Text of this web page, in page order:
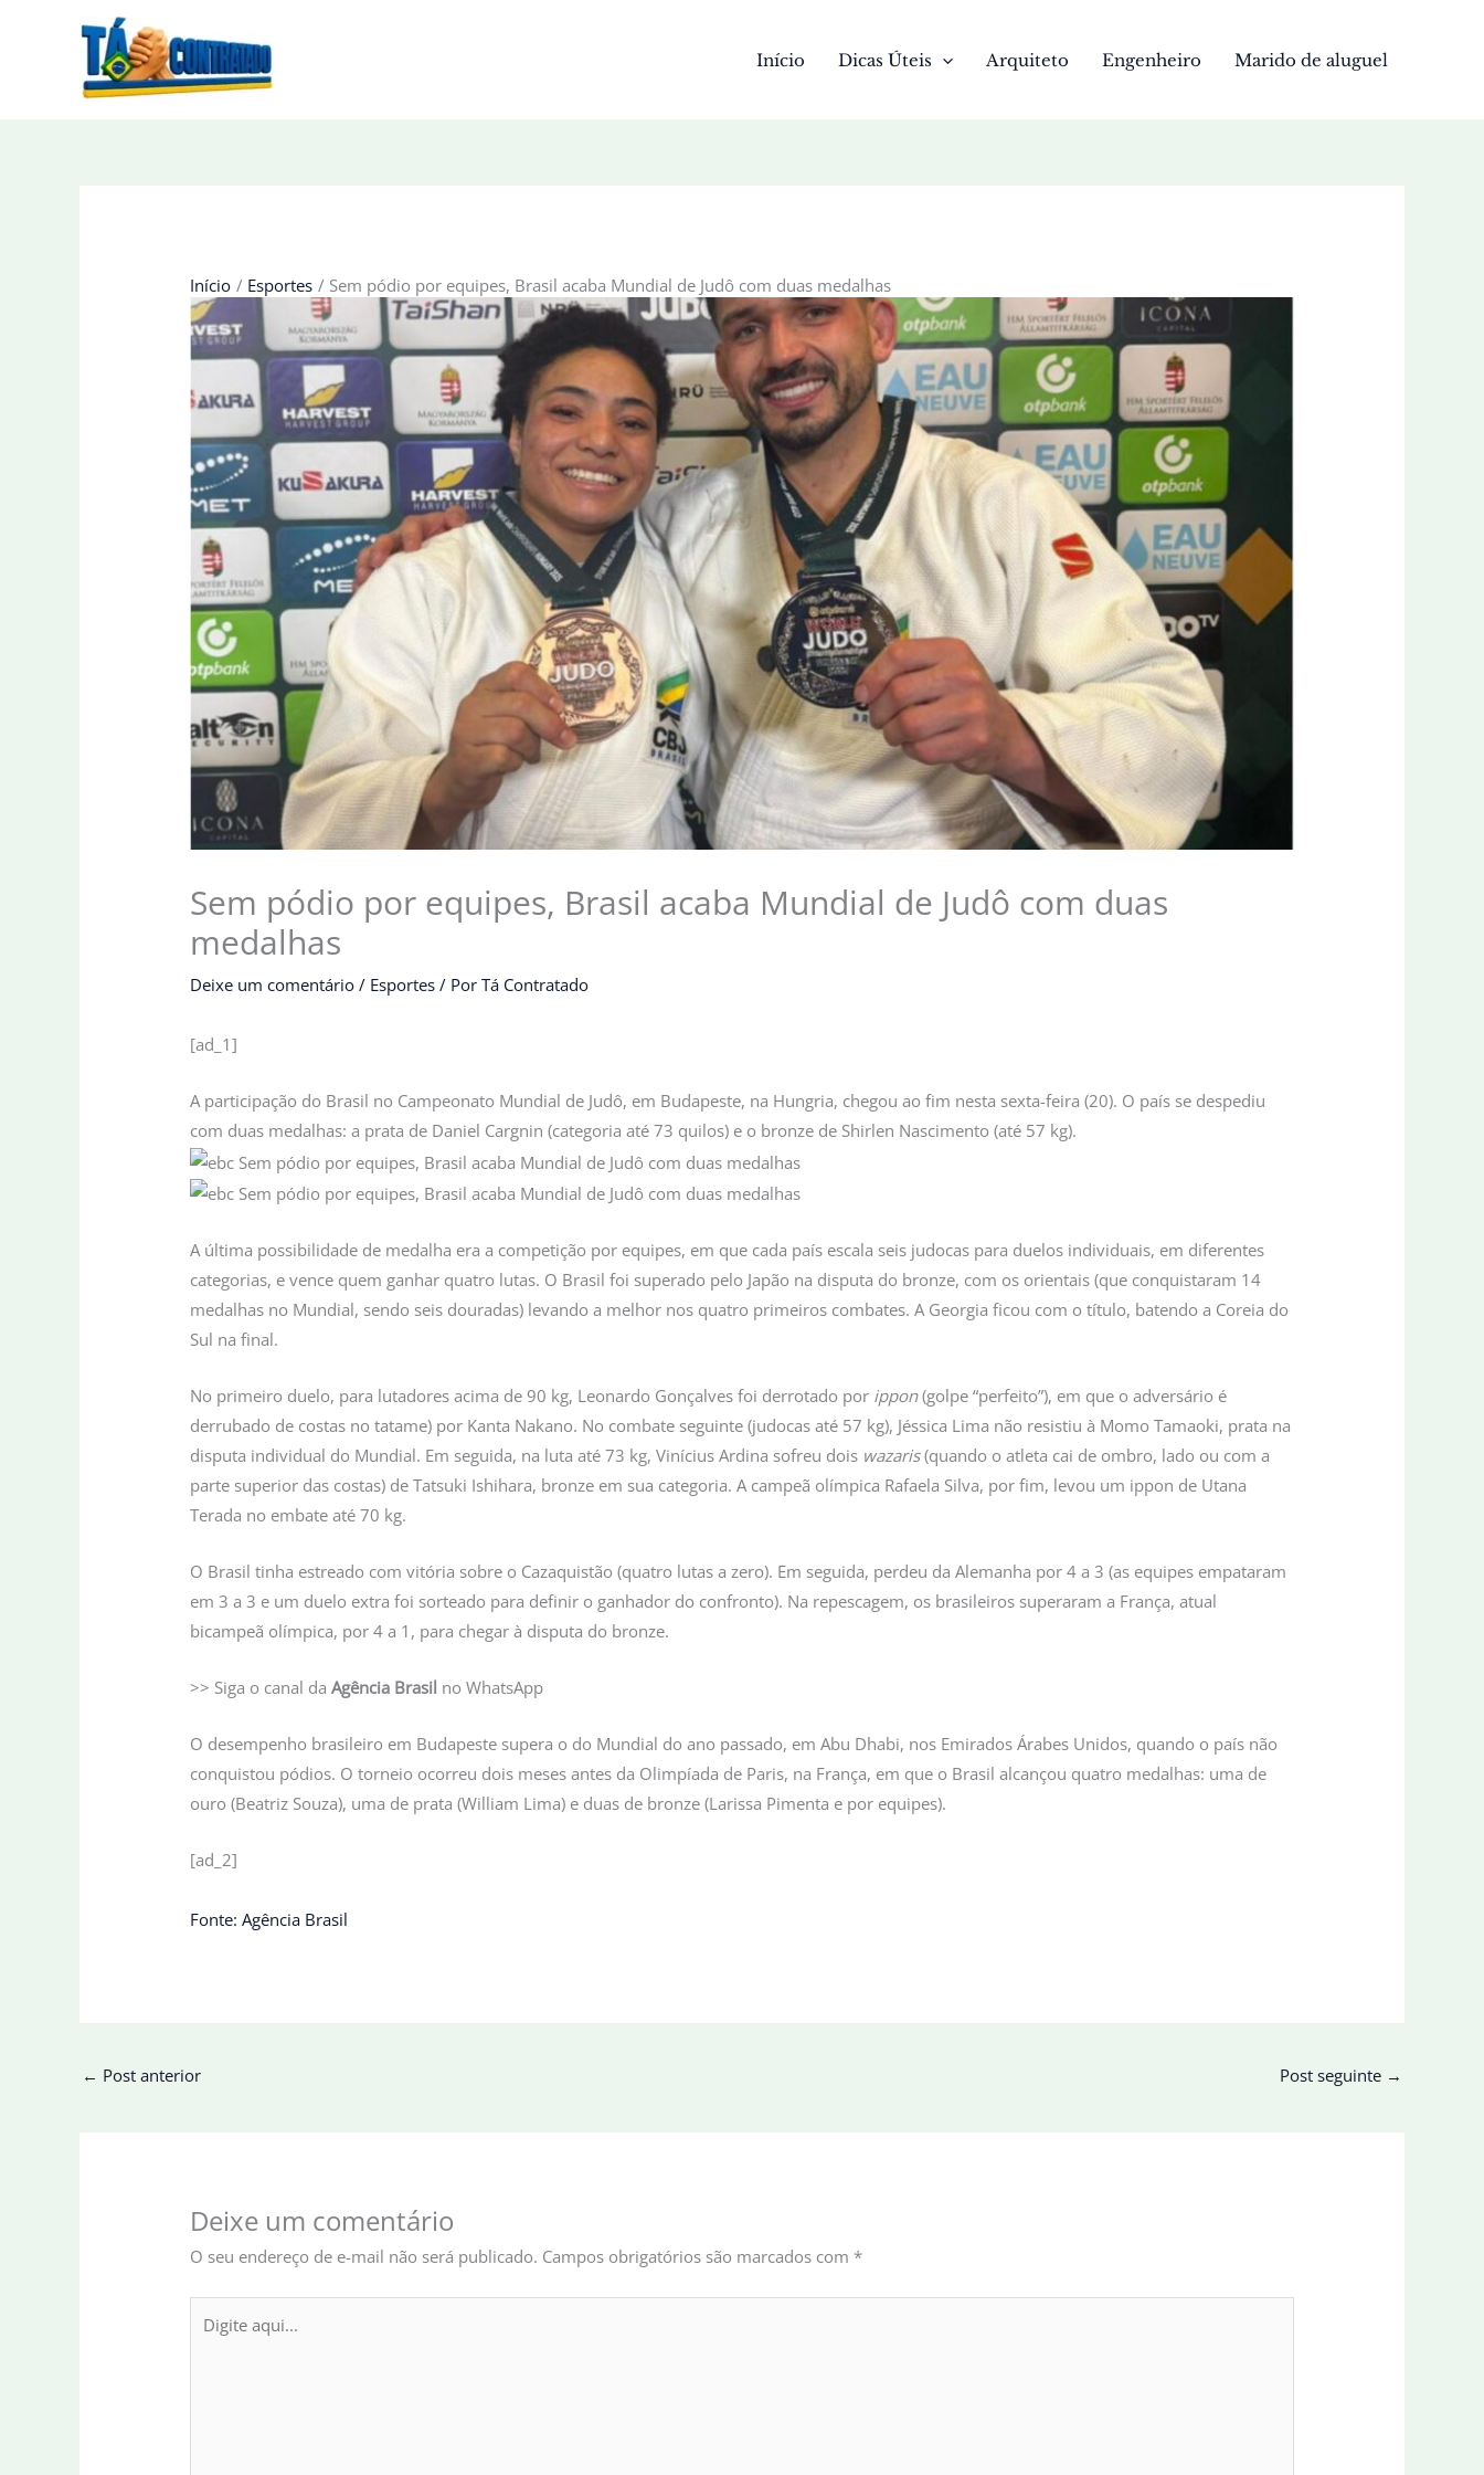
Início Dicas Úteis Arquiteto Engenheiro Marido de aluguel
Início Esportes Sem pódio por equipes, Brasil acaba Mundial de Judô com duas medalhas
Sem pódio por equipes, Brasil acaba Mundial de Judô com duas
medalhas
Deixe um comentário / Esportes / PorTá Contratado
[ad_1]
A participação do Brasil no Campeonato Mundial de Judô, em Budapeste, na Hungria, chegou ao fim nesta sexta-feira (20). O país se despediu
com duas medalhas: a prata de Daniel Cargnin (categoria até 73 quilos) e o bronze de Shirlen Nascimento (até 57 kg).
A última possibilidade de medalha era a competição por equipes, em que cada país escala seis judocas para duelos individuais, em diferentes
categorias, e vence quem ganhar quatro lutas. O Brasil foi superado pelo Japão na disputa do bronze, com os orientais (que conquistaram 14
medalhas no Mundial, sendo seis douradas) levando a melhor nos quatro primeiros combates. A Georgia ficou com o título, batendo a Coreia do
Sul na final.
No primeiro duelo, para lutadores acima de 90 kg, Leonardo Gonçalves foi derrotado por ippon(golpe “perfeito”), em que o adversário é
derrubado de costas no tatame) por Kanta Nakano. No combate seguinte (judocas até 57 kg), Jéssica Lima não resistiu à Momo Tamaoki, prata na
disputa individual do Mundial. Em seguida, na luta até 73 kg, Vinícius Ardina sofreu dois wazaris(quando o atleta cai de ombro, lado ou com a
parte superior das costas) de Tatsuki Ishihara, bronze em sua categoria. A campeã olímpica Rafaela Silva, por fim, levou um ippon de Utana
Terada no embate até 70 kg.
O Brasil tinha estreado com vitória sobre o Cazaquistão (quatro lutas a zero). Em seguida, perdeu da Alemanha por 4 a 3 (as equipes empataram
em 3 a 3 e um duelo extra foi sorteado para definir o ganhador do confronto). Na repescagem, os brasileiros superaram a França, atual
bicampeã olímpica, por 4 a 1, para chegar à disputa do bronze.
>> Siga o canal da Agência Brasil no WhatsApp
O desempenho brasileiro em Budapeste supera o do Mundial do ano passado, em Abu Dhabi, nos Emirados Árabes Unidos, quando o país não
conquistou pódios. O torneio ocorreu dois meses antes da Olimpíada de Paris, na França, em que o Brasil alcançou quatro medalhas: uma de
ouro (Beatriz Souza), uma de prata (William Lima) e duas de bronze (Larissa Pimenta e por equipes).
[ad_2]
Fonte: Agência Brasil
← Post anterior Post seguinte →
Deixe um comentário
O seu endereço de e-mail não será publicado. Campos obrigatórios são marcados com *
aqui...